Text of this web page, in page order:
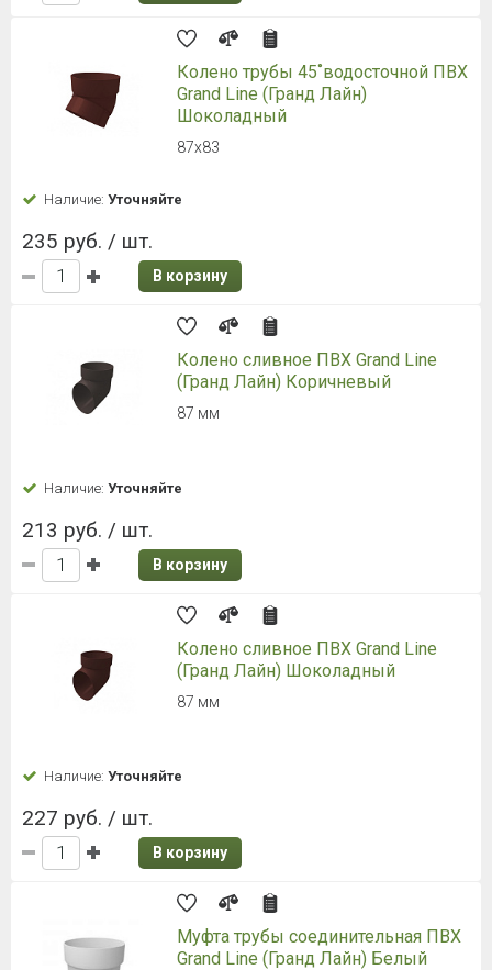
Колено трубы 45˚водосточной ПВХ
Grand Line (Гранд Лайн)
Шоколадный
87х83
Наличие: Уточняйте
235 руб. / шт.
В корзину
Колено сливное ПВХ Grand Line
(Гранд Лайн) Коричневый
87 мм
Наличие: Уточняйте
213 руб. / шт.
В корзину
Колено сливное ПВХ Grand Line
(Гранд Лайн) Шоколадный
87 мм
Наличие: Уточняйте
227 руб. / шт.
В корзину
Муфта трубы соединительная ПВХ
Grand Line (Гранд Лайн) Белый